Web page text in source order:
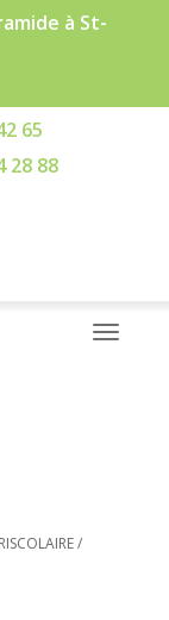
à St-
65
28 88
Toggle
/